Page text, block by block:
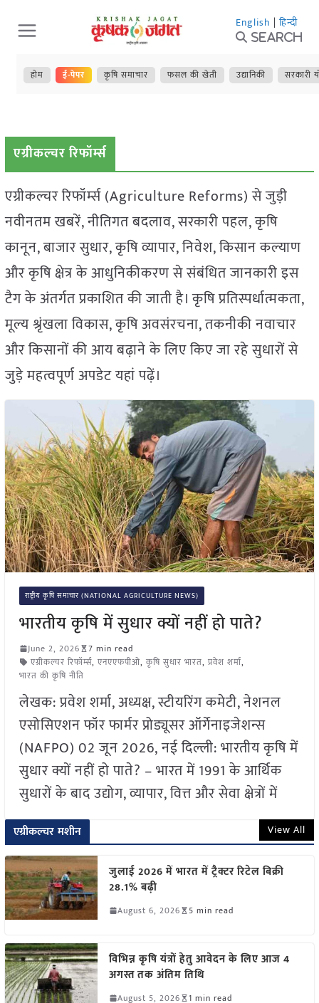
Skip
to
content
English | हिन्दी
Search
होम ई-पेपर कृषि समाचार फसल की खेती उद्यानिकी सरकारी
एग्रीकल्चर रिफॉर्म्स
एग्रीकल्चर रिफॉर्म्स (Agriculture Reforms) से जुड़ी
नवीनतम खबरें, नीतिगत बदलाव, सरकारी पहल, कृषि
कानून, बाजार सुधार, कृषि व्यापार, निवेश, किसान कल्याण
और कृषि क्षेत्र के आधुनिकीकरण से संबंधित जानकारी इस
टैग के अंतर्गत प्रकाशित की जाती है। कृषि प्रतिस्पर्धात्मकता,
मूल्य श्रृंखला विकास, कृषि अवसंरचना, तकनीकी नवाचार
और किसानों की आय बढ़ाने के लिए किए जा रहे सुधारों से
जुड़े महत्वपूर्ण अपडेट यहां पढ़ें।
राष्ट्रीय कृषि समाचार (NATIONAL AGRICULTURE NEWS)
भारतीय कृषि में सुधार क्यों नहीं हो पाते?
June 2, 2026
7 min read
एग्रीकल्चर रिफॉर्म्स, एनएएफपीओ, कृषि सुधार भारत, प्रवेश शर्मा,
भारत की कृषि नीति
लेखक: प्रवेश शर्मा, अध्यक्ष, स्टीयरिंग कमेटी, नेशनल
एसोसिएशन फॉर फार्मर प्रोड्यूसर ऑर्गेनाइजेशन्स
(NAFPO) 02 जून 2026, नई दिल्ली: भारतीय कृषि में
सुधार क्यों नहीं हो पाते? – भारत में 1991 के आर्थिक
सुधारों के बाद उद्योग, व्यापार, वित्त और सेवा क्षेत्रों में
एग्रीकल्चर मशीन View All
जुलाई 2026 में भारत में ट्रैक्टर रिटेल बिक्री
28.1% बढ़ी
August 6, 2026 5 min read
विभिन्न कृषि यंत्रों हेतु आवेदन के लिए आज 4
अगस्त तक अंतिम तिथि
August 5, 2026 1 min read